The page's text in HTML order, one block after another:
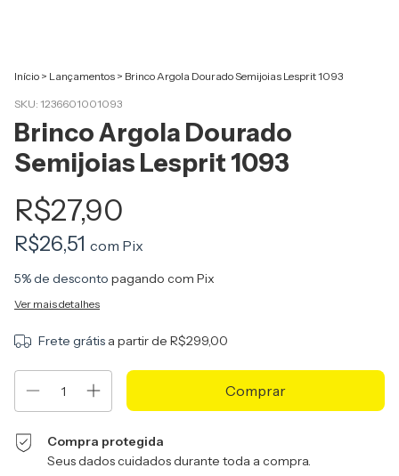
Início > Lançamentos > Brinco Argola Dourado Semijoias Lesprit 1093
SKU: 1236601001093
Brinco Argola Dourado
Semijoias Lesprit 1093
R$27,90
R$26,51 com Pix
5% de desconto pagando com Pix
Ver mais detalhes
Frete grátis a partir de R$299,00
Compra protegida
Seus dados cuidados durante toda a compra.